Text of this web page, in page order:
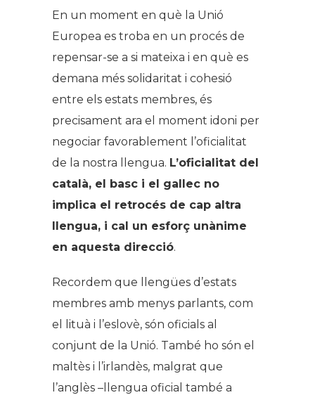
En un moment en què la Unió
Europea es troba en un procés de
repensar-se a si mateixa i en què es
demana més solidaritat i cohesió
entre els estats membres, és
precisament ara el moment idoni per
negociar favorablement l’oficialitat
de la nostra llengua. L’oficialitat del
català, el basc i el gallec no
implica el retrocés de cap altra
llengua, i cal un esforç unànime
en aquesta direcció.
Recordem que llengües d’estats
membres amb menys parlants, com
el lituà i l’eslovè, són oficials al
conjunt de la Unió. També ho són el
maltès i l’irlandès, malgrat que
l’anglès –llengua oficial també a